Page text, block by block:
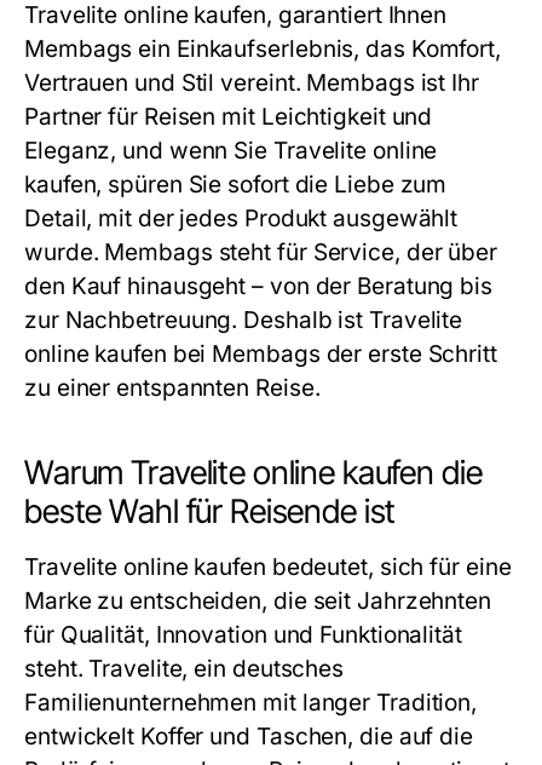
Travelite online kaufen, garantiert Ihnen
Membags ein Einkaufserlebnis, das Komfort,
Vertrauen und Stil vereint. Membags ist Ihr
Partner für Reisen mit Leichtigkeit und
Eleganz, und wenn Sie Travelite online
kaufen, spüren Sie sofort die Liebe zum
Detail, mit der jedes Produkt ausgewählt
wurde. Membags steht für Service, der über
den Kauf hinausgeht – von der Beratung bis
zur Nachbetreuung. Deshalb ist Travelite
online kaufen bei Membags der erste Schritt
zu einer entspannten Reise.
Warum Travelite online kaufen die
beste Wahl für Reisende ist
Travelite online kaufen bedeutet, sich für eine
Marke zu entscheiden, die seit Jahrzehnten
für Qualität, Innovation und Funktionalität
steht. Travelite, ein deutsches
Familienunternehmen mit langer Tradition,
entwickelt Koffer und Taschen, die auf die